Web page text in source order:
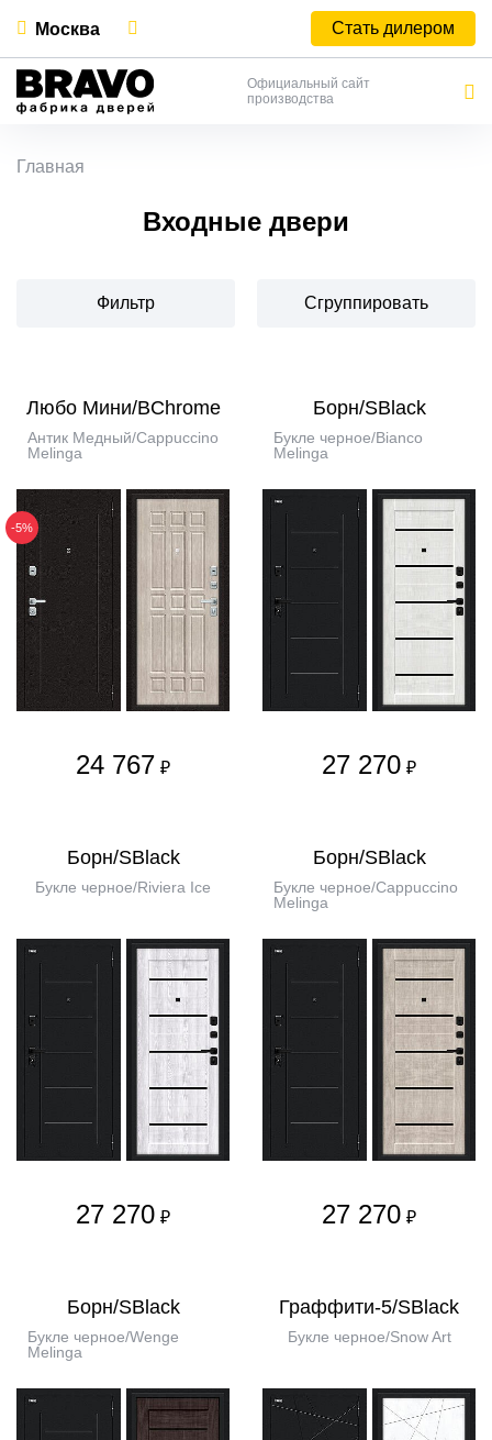
Москва Стать дилером
Официальный сайт
производства
Главная
Входные двери
Фильтр Сгруппировать
Любо Мини/BChrome
Антик Медный/Cappuccino
Melinga
-5%
24 767 ₽
Борн/SBlack
Букле черное/Bianco
Melinga
27 270 ₽
Борн/SBlack
Букле черное/Riviera Ice
27 270 ₽
Борн/SBlack
Букле черное/Cappuccino
Melinga
27 270 ₽
Борн/SBlack
Букле черное/Wenge
Melinga
Граффити-5/SBlack
Букле черное/Snow Art